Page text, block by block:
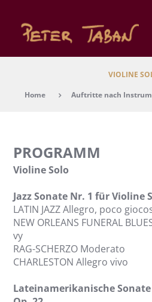
VIO­LI­NE
Home Auftritte nach
PROGRAMM
Vio­li­ne Solo
Jazz Sona­te Nr. 1 für Vio­li­ne
LATIN JAZZ Alle­gro, poco
NEW ORLEANS FUNERAL
vy
RAG-SCHERZO Mode­ra­to
CHARLESTON Alle­gro vivo
Latein­ame­ri­ka­ni­sche